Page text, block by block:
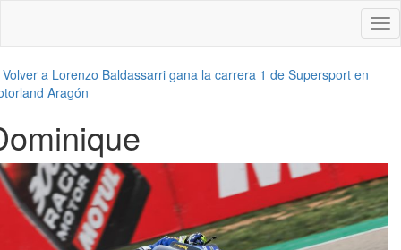
Volver a Lorenzo Baldassarri gana la carrera 1 de Supersport en
Aragón